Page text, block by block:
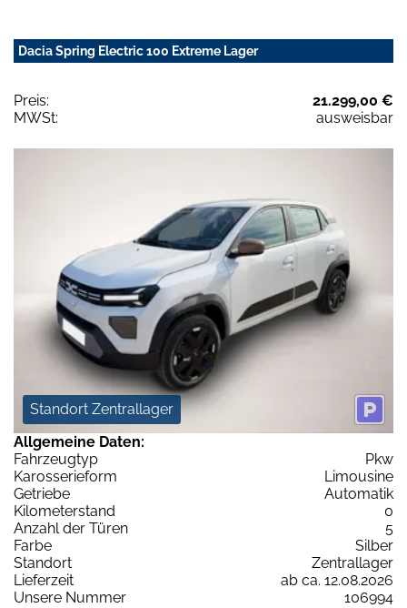
Dacia Spring Electric 100 Extreme Lager
Preis:
21.299,00 €
MWSt:
ausweisbar
Standort Zentrallager
Allgemeine Daten:
Fahrzeugtyp
Pkw
Karosserieform
Limousine
Getriebe
Automatik
Kilometerstand
0
Anzahl der Türen
5
Farbe
Silber
Standort
Zentrallager
Lieferzeit
ab ca. 12.08.2026
Unsere Nummer
106994